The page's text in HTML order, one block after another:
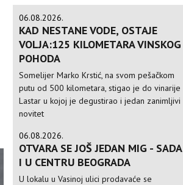
06.08.2026.
KAD NESTANE VODE, OSTAJE
VOLJA:125 KILOMETARA VINSKOG
POHODA
Somelijer Marko Krstić, na svom pešačkom
putu od 500 kilometara, stigao je do vinarije
Lastar u kojoj je degustirao i jedan zanimljivi
novitet
06.08.2026.
OTVARA SE JOŠ JEDAN MIG - SADA
I U CENTRU BEOGRADA
U lokalu u Vasinoj ulici prodavaće se